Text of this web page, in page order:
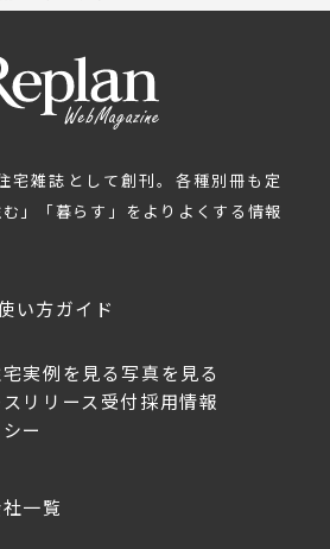
宅雑誌として創刊。各種別冊も定
」「暮らす」をよりよくする情報
い方ガイド
実例を見る写真を見る
リリース受付採用情報
ー
一覧